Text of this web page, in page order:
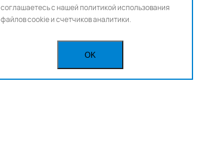
соглашаетесь с нашейполитикой использования
файлов cookie и счетчиков аналитики.
OK